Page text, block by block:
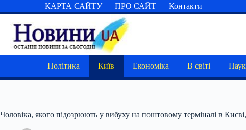
до
вмісту
КАРТА САЙТУ ПРО САЙТ Контакти
Політика Київ Економіка В світі
Чоловіка, якого підозрюють у вибуху на поштовому терміналі в